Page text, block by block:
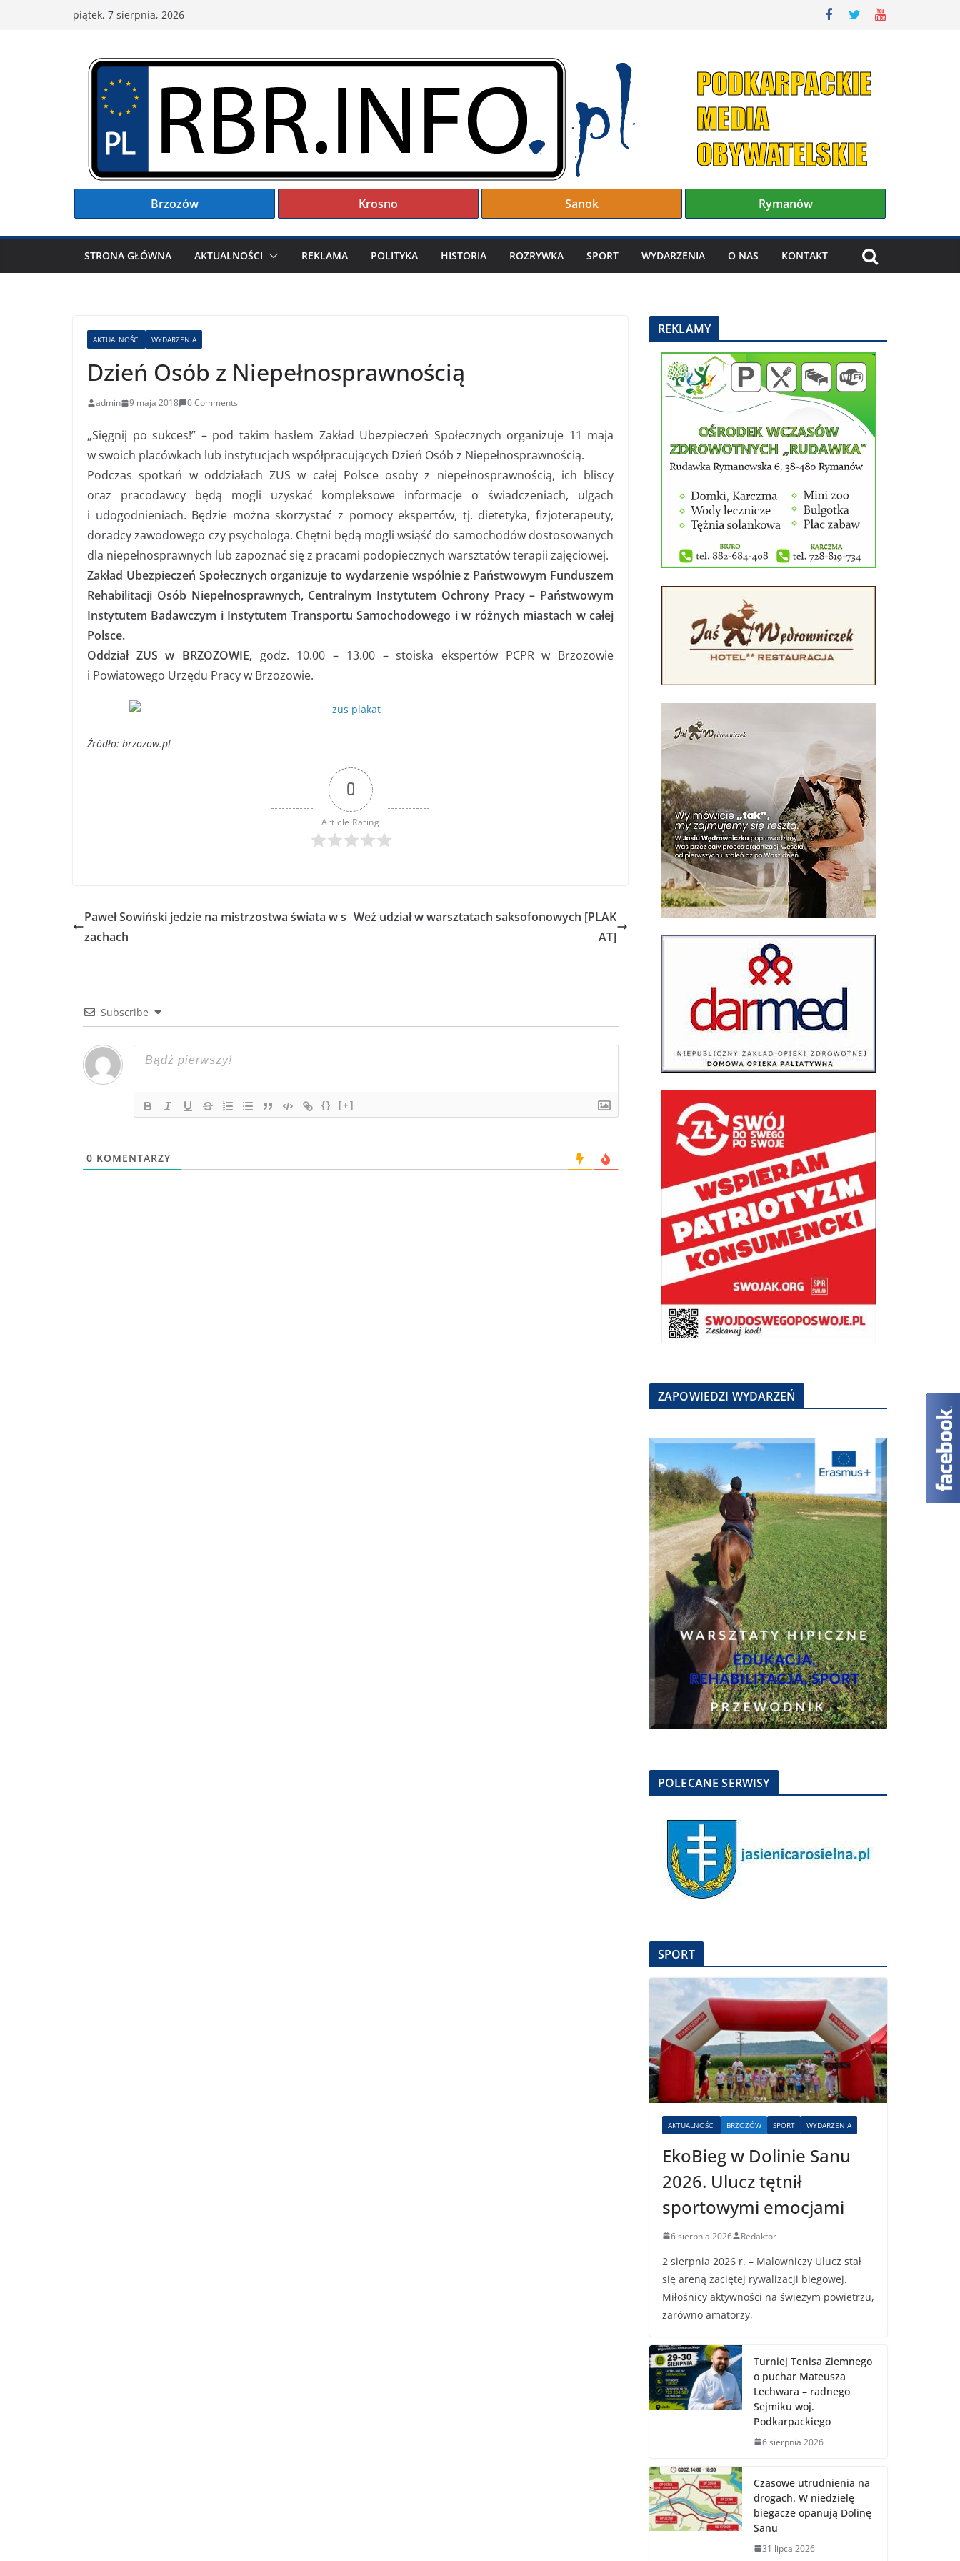
piątek, 7 sierpnia, 2026
Brzozów Krosno Sanok Rymanów
STRONA GŁÓWNA AKTUALNOŚCI REKLAMA POLITYKA HISTORIA ROZRYWKA SPORT WYDARZENIA O NAS KONTAKT
AKTUALNOŚCI WYDARZENIA
Dzień Osób z Niepełnosprawnością
admin 9 maja 2018 0 Comments
„Sięgnij po sukces!” – pod takim hasłem Zakład Ubezpieczeń Społecznych organizuje 11 maja
w swoich placówkach lub instytucjach współpracujących Dzień Osób z Niepełnosprawnością.
Podczas spotkań w oddziałach ZUS w całej Polsce osoby z niepełnosprawnością, ich bliscy
oraz pracodawcy będą mogli uzyskać kompleksowe informacje o świadczeniach, ulgach
i udogodnieniach. Będzie można skorzystać z pomocy ekspertów, tj. dietetyka, fizjoterapeuty,
doradcy zawodowego czy psychologa. Chętni będą mogli wsiąść do samochodów dostosowanych
dla niepełnosprawnych lub zapoznać się z pracami podopiecznych warsztatów terapii zajęciowej.
Zakład Ubezpieczeń Społecznych organizuje to wydarzenie wspólnie z Państwowym Funduszem
Rehabilitacji Osób Niepełnosprawnych, Centralnym Instytutem Ochrony Pracy – Państwowym
Instytutem Badawczym i Instytutem Transportu Samochodowego i w różnych miastach w całej
Polsce.
Oddział ZUS w BRZOZOWIE, godz. 10.00 – 13.00 – stoiska ekspertów PCPR w Brzozowie
i Powiatowego Urzędu Pracy w Brzozowie.
Źródło: brzozow.pl
0
Article Rating
Paweł Sowiński jedzie na mistrzostwa świata w s
zachach
Weź udział w warsztatach saksofonowych [PLAK
AT]
Subscribe
{} [+]
0 KOMENTARZY
REKLAMY
ZAPOWIEDZI WYDARZEŃ
POLECANE SERWISY
SPORT
AKTUALNOŚCI BRZOZÓW SPORT WYDARZENIA
EkoBieg w Dolinie Sanu
2026. Ulucz tętnił
sportowymi emocjami
6 sierpnia 2026 Redaktor
2 sierpnia 2026 r. – Malowniczy Ulucz stał
się areną zaciętej rywalizacji biegowej.
Miłośnicy aktywności na świeżym powietrzu,
zarówno amatorzy,
Turniej Tenisa Ziemnego
o puchar Mateusza
Lechwara – radnego
Sejmiku woj.
Podkarpackiego
6 sierpnia 2026
Czasowe utrudnienia na
drogach. W niedzielę
biegacze opanują Dolinę
Sanu
31 lipca 2026